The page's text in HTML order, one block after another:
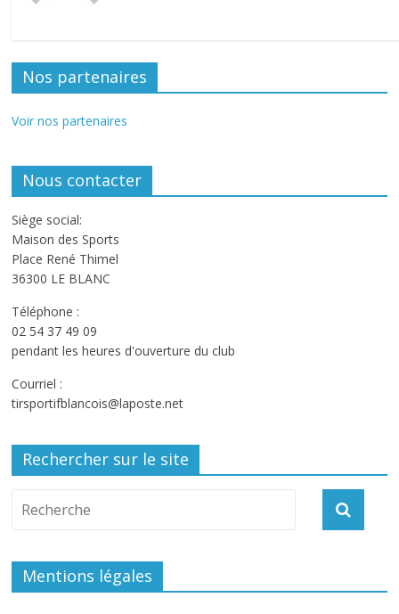
Nos partenaires
Voir nos partenaires
Nous contacter
Siège social:
Maison des Sports
Place René Thimel
36300 LE BLANC
Téléphone :
02 54 37 49 09
pendant les heures d'ouverture du club
Courriel :
tirsportifblancois@laposte.net
Rechercher sur le site
Mentions légales